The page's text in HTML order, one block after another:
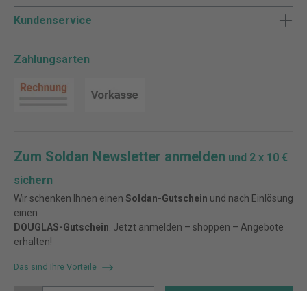
Kundenservice
Zahlungsarten
Zum Soldan Newsletter anmelden und 2 x 10 €
sichern
Wir schenken Ihnen einen Soldan-Gutschein und nach Einlösung
einen
DOUGLAS-Gutschein . Jetzt anmelden – shoppen – Angebote
erhalten!
Das sind Ihre Vorteile